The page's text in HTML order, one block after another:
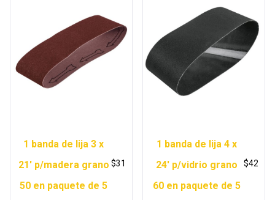
1 banda de lija 3 x
21′ p/madera grano
50 en paquete de 5
$31
1 banda de lija 4 x
24′ p/vidrio grano
60 en paquete de 5
$42